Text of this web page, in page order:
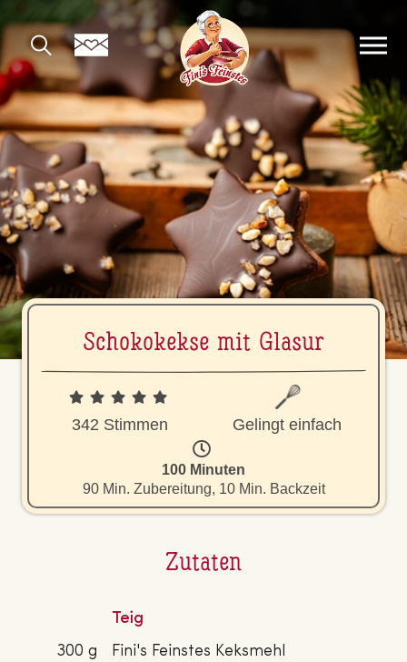
Scho­ko­kek­se mit Glasur
342 Stimmen Gelingt einfach
100 Minuten
90 Min. Zubereitung, 10 Min. Backzeit
Zutaten
Teig
300 g
Fini's Feinstes Keksmehl